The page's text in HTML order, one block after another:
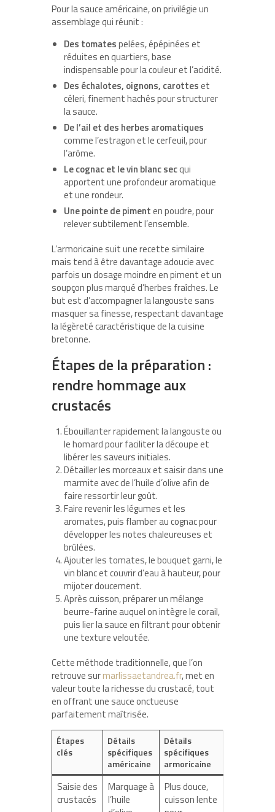
Pour la sauce américaine, on privilégie un
assemblage qui réunit :
Des tomatespelées, épépinées et
réduites en quartiers, base
indispensable pour la couleur et l’acidité.
Des échalotes, oignons, carotteset
céleri, finement hachés pour structurer
la sauce.
De l’ail et des herbes aromatiques
comme l’estragon et le cerfeuil, pour
l’arôme.
Le cognac et le vin blanc secqui
apportent une profondeur aromatique
et une rondeur.
Une pointe de pimenten poudre, pour
relever subtilement l’ensemble.
L’armoricaine suit une recette similaire
mais tend à être davantage adoucie avec
parfois un dosage moindre en piment et un
soupçon plus marqué d’herbes fraîches. Le
but est d’accompagner la langouste sans
masquer sa finesse, respectant davantage
la légèreté caractéristique de la cuisine
bretonne.
Étapes de la préparation :
rendre hommage aux
crustacés
Ébouillanter rapidement la langouste ou
le homard pour faciliter la découpe et
libérer les saveurs initiales.
Détailler les morceaux et saisir dans une
marmite avec de l’huile d’olive afin de
faire ressortir leur goût.
Faire revenir les légumes et les
aromates, puis flamber au cognac pour
développer les notes chaleureuses et
brûlées.
Ajouter les tomates, le bouquet garni, le
vin blanc et couvrir d’eau à hauteur, pour
mijoter doucement.
Après cuisson, préparer un mélange
beurre-farine auquel on intègre le corail,
puis lier la sauce en filtrant pour obtenir
une texture veloutée.
Cette méthode traditionnelle, que l’on
retrouve surmarlissaetandrea.fr, met en
valeur toute la richesse du crustacé, tout
en offrant une sauce onctueuse
parfaitement maîtrisée.
Étapes
clés
Détails
spécifiques
américaine
Détails
spécifiques
armoricaine
Saisie des
crustacés
Marquage à
l’huile
Plus douce,
cuisson lente